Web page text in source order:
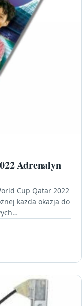
Adrenalyn
Cup Qatar 2022
każda okazja do